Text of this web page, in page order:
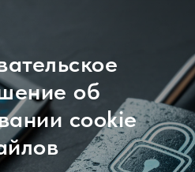
об
cookie